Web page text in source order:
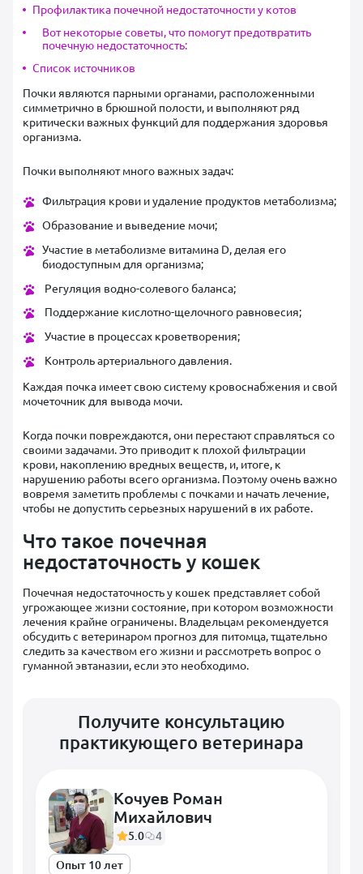
Профилактика почечной недостаточности у котов
Вот некоторые советы, что помогут предотвратить
почечную недостаточность:
Список источников
Почки являются парными органами, расположенными
симметрично в брюшной полости, и выполняют ряд
критически важных функций для поддержания здоровья
организма.
Почки выполняют много важных задач:
Фильтрация крови и удаление продуктов метаболизма;
Образование и выведение мочи;
Участие в метаболизме витамина D, делая его
биодоступным для организма;
Регуляция водно-солевого баланса;
Поддержание кислотно-щелочного равновесия;
Участие в процессах кроветворения;
Контроль артериального давления.
Каждая почка имеет свою систему кровоснабжения и свой
мочеточник для вывода мочи.
Когда почки повреждаются, они перестают справляться со
своими задачами. Это приводит к плохой фильтрации
крови, накоплению вредных веществ, и, итоге, к
нарушению работы всего организма. Поэтому очень важно
вовремя заметить проблемы с почками и начать лечение,
чтобы не допустить серьезных нарушений в их работе.
Что такое почечная
недостаточность у кошек
Почечная недостаточность у кошек представляет собой
угрожающее жизни состояние, при котором возможности
лечения крайне ограничены. Владельцам рекомендуется
обсудить с ветеринаром прогноз для питомца, тщательно
следить за качеством его жизни и рассмотреть вопрос о
гуманной эвтаназии, если это необходимо.
Получите консультацию
практикующего ветеринара
Кочуев Роман
Михайлович
5.0
4
Опыт 10 лет